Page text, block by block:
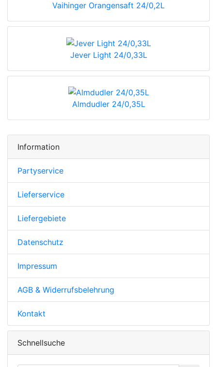
Vaihinger Orangensaft 24/0,2L
Jever Light 24/0,33L
Almdudler 24/0,35L
Information
Partyservice
Lieferservice
Liefergebiete
Datenschutz
Impressum
AGB & Widerrufsbelehrung
Kontakt
Schnellsuche